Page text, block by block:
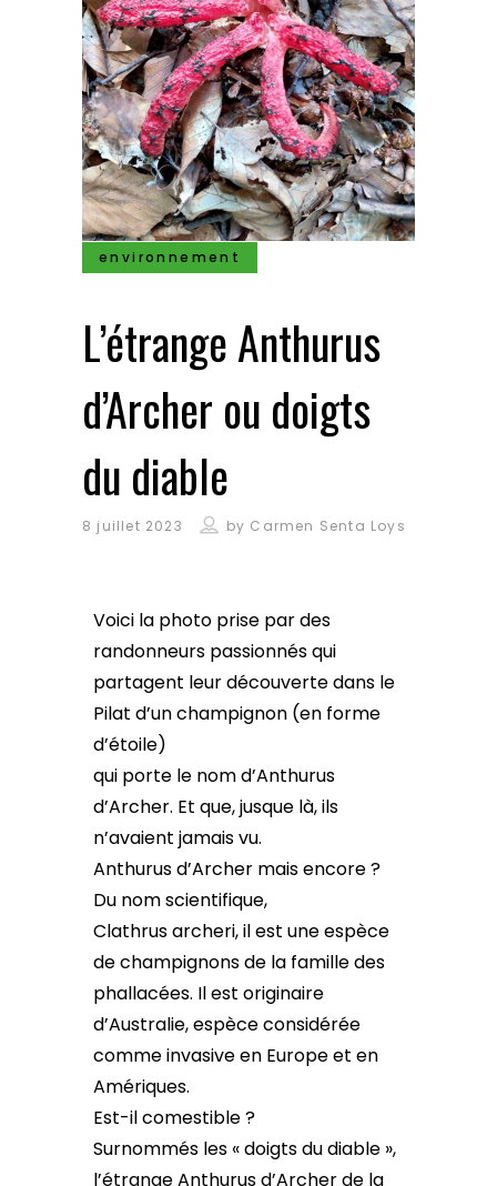
environnement
L’étrange Anthurus
d’Archer ou doigts
du diable
8 juillet 2023 by Carmen Senta Loys
Voici la photo prise par des
randonneurs passionnés qui
partagent leur découverte dans le
Pilat d’un champignon (en forme
d’étoile)
qui porte le nom d’Anthurus
d’Archer. Et que, jusque là, ils
n’avaient jamais vu.
Anthurus d’Archer mais encore ?
Du nom scientifique,
Clathrus archeri, il est une espèce
de champignons de la famille des
phallacées. Il est originaire
d’Australie, espèce considérée
comme invasive en Europe et en
Amériques.
Est-il comestible ?
Surnommés les « doigts du diable »,
l’étrange Anthurus d’Archer de la